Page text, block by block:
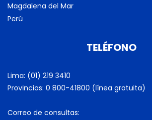
Magdalena del Mar
Perú
TELÉFONO
Lima: (01) 219 3410
Provincias: 0 800-41800 (línea gratuita)
Correo de consultas: